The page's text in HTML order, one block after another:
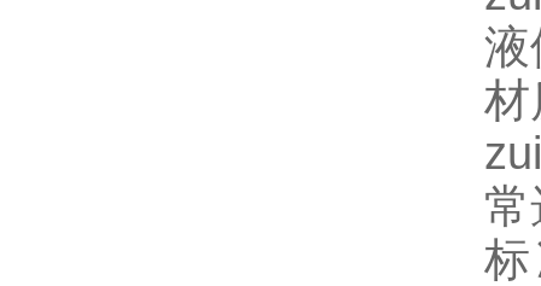
液
材